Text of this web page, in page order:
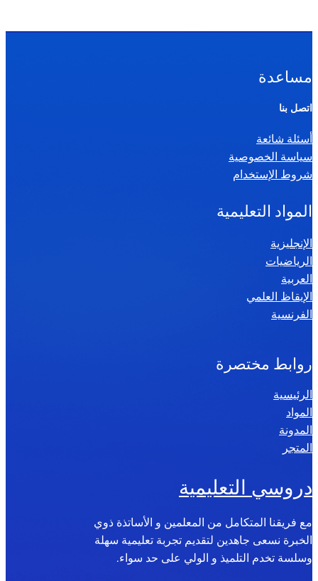
مساعدة
اتصل بنا
أسئلة شائعة
سياسة الخصوصية
شروط الإستخدام
المواد التعليمية
الإنجليزية
الرياضيات
العربية
الإيقاظ العلمي
الفرنسية
روابط مختصرة
الرئيسية
المواد
المدونة
المتجر
دروسي التعليمية
مع فريقنا المتكامل من المعلمين و الأساتذة ذوي
الخبرة نسعى جاهدين لتقديم تجربة تعليمية سهلة
وسلسة تخدم التلميذ و الولي على حد سواء.